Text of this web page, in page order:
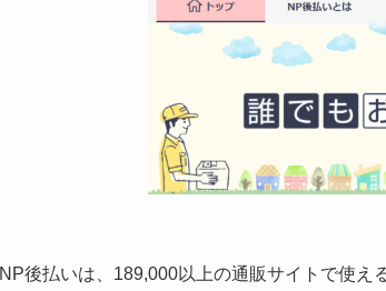
NP後払いは、189,000以上の通販サイトで使え